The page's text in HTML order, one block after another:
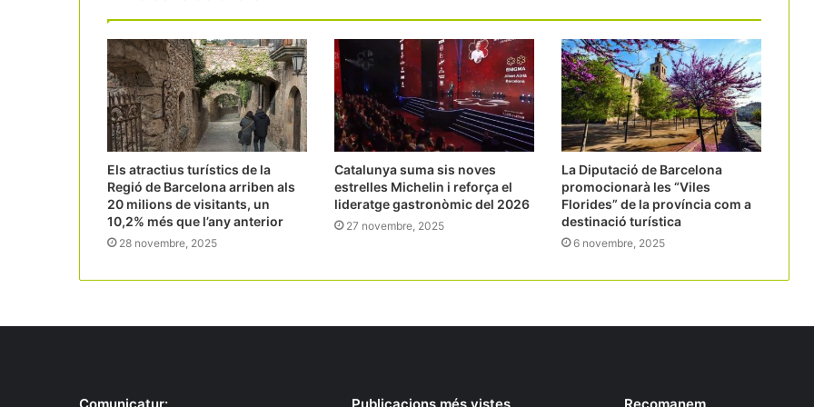
Els atractius turístics de la
Regió de Barcelona arriben als
20 milions de visitants, un
10,2% més que l’any anterior
28 novembre, 2025
Catalunya suma sis noves
estrelles Michelin i reforça el
lideratge gastronòmic del 2026
27 novembre, 2025
La Diputació de Barcelona
promocionarà les “Viles
Florides” de la província com a
destinació turística
6 novembre, 2025